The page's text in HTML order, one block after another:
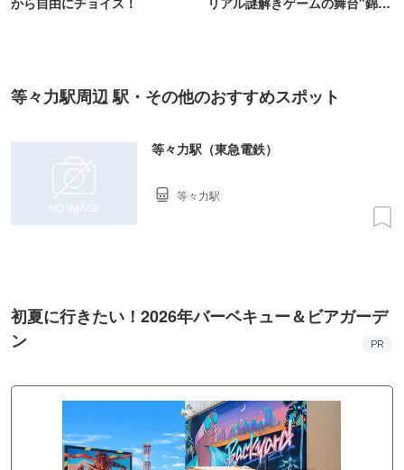
等々力駅周辺 駅・その他のおすすめスポット
等々力駅（東急電鉄）
等々力駅
初夏に行きたい！2026年バーベキュー＆ビアガーデ
ン
PR